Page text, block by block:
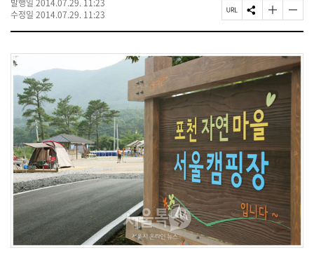
대
표
소
포
털
발행일 2014.07.29. 11:23
수정일 2014.07.29. 11:23
요
페
이
U
R
L
복
사
S
N
공
유
하
기
글
자
기
크
게
경
하
기
글
자
기
작
게
변
경
하
기